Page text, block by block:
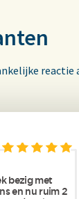
reactie